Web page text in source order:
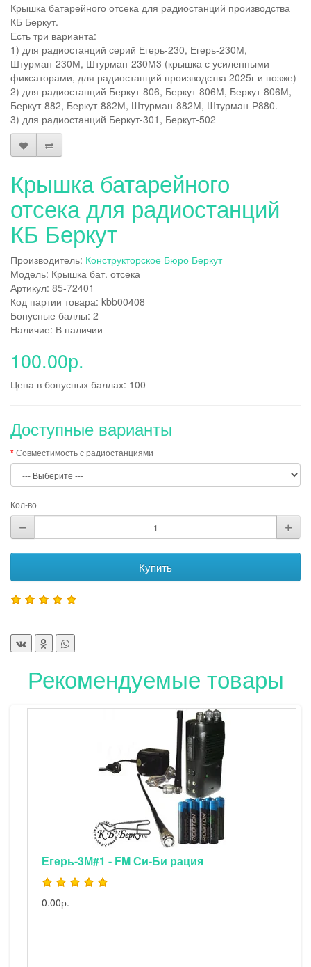
Крышка батарейного отсека для радиостанций производства
КБ Беркут.
Есть три варианта:
​1) для радиостанций серий Егерь-230, Егерь-230М,
Штурман-230М, Штурман-230М3 (крышка с усиленными
фиксаторами, для радиостанций производства 2025г и позже)
2) для радиостанций Беркут-806, Беркут-806М, Беркут-806М,
Беркут-882, Беркут-882М, Штурман-882М, Штурман-Р880.
​3) для радиостанций Беркут-301, Беркут-502
Крышка батарейного
отсека для радиостанций
КБ Беркут
Производитель: Конструкторское Бюро Беркут
Модель: Крышка бат. отсека
Артикул: 85-72401
Код партии товара: kbb00408
Бонусные баллы: 2
Наличие: В наличии
100.00р.
Цена в бонусных баллах: 100
Доступные варианты
Совместимость с радиостанциями
Кол-во
Купить
Рекомендуемые товары
Егерь-3М#1 - FM Си-Би рация
0.00р.